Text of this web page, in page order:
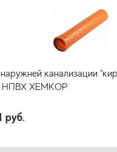
канализации
НПВХ ХЕМКОР
руб.